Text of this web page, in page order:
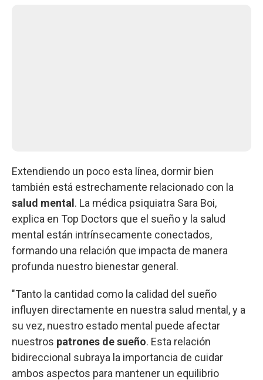
Extendiendo un poco esta línea, dormir bien
también está estrechamente relacionado con la
salud mental . La médica psiquiatra Sara Boi,
explica en Top Doctors que el sueño y la salud
mental están intrínsecamente conectados,
formando una relación que impacta de manera
profunda nuestro bienestar general.
"Tanto la cantidad como la calidad del sueño
influyen directamente en nuestra salud mental, y a
su vez, nuestro estado mental puede afectar
nuestros patrones de sueño. Esta relación
bidireccional subraya la importancia de cuidar
ambos aspectos para mantener un equilibrio